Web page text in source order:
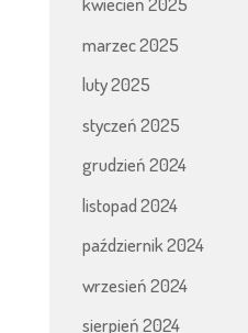
marzec 2025
luty 2025
styczeń 2025
grudzień 2024
listopad 2024
październik 2024
wrzesień 2024
sierpień 2024